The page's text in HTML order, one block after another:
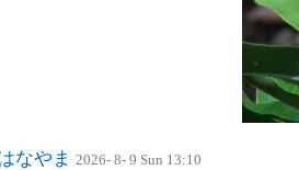
なやま 2026- 8- 9 Sun 13:10